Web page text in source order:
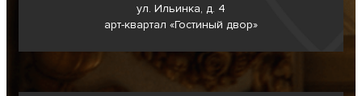
ул. Ильинка, д. 4
арт-квартал «Гостиный двор»